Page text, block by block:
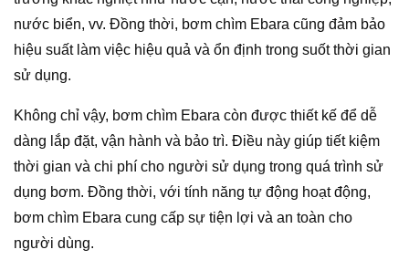
nước biển, vv. Đồng thời, bơm chìm Ebara cũng đảm bảo
hiệu suất làm việc hiệu quả và ổn định trong suốt thời gian
sử dụng.
Không chỉ vậy, bơm chìm Ebara còn được thiết kế để dễ
dàng lắp đặt, vận hành và bảo trì. Điều này giúp tiết kiệm
thời gian và chi phí cho người sử dụng trong quá trình sử
dụng bơm. Đồng thời, với tính năng tự động hoạt động,
bơm chìm Ebara cung cấp sự tiện lợi và an toàn cho
người dùng.